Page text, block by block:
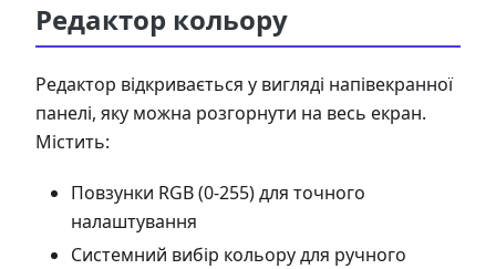
Редактор кольору
Редактор відкривається у вигляді напівекранної
панелі, яку можна розгорнути на весь екран.
Містить:
Повзунки RGB (0-255) для точного
налаштування
Системний вибір кольору для ручного